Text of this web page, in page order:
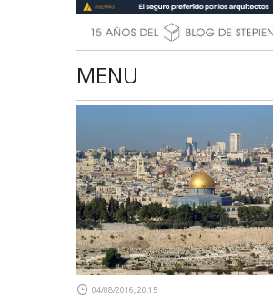
MENU
04/08/2016, 20:15